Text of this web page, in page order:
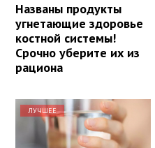
Названы продукты
угнетающие здоровье
костной системы!
Срочно уберите их из
рациона
ЛУЧШЕЕ